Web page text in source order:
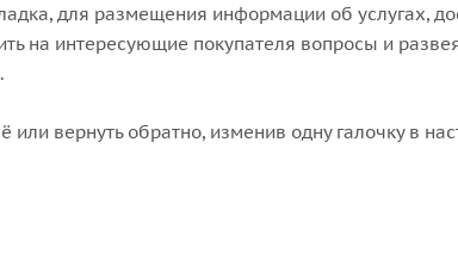
для размещения информации об услугах,
на интересующие покупателя вопросы и
или вернуть обратно, изменив одну галочку в